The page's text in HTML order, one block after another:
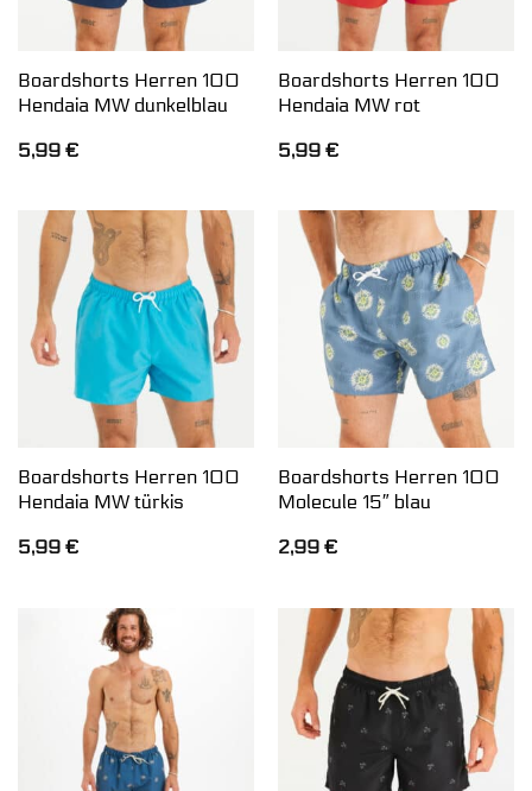
Boardshorts Herren 100
Hendaia MW dunkelblau
5,99 €
Boardshorts Herren 100
Hendaia MW rot
5,99 €
Boardshorts Herren 100
Hendaia MW türkis
5,99 €
Boardshorts Herren 100
Molecule 15″ blau
2,99 €